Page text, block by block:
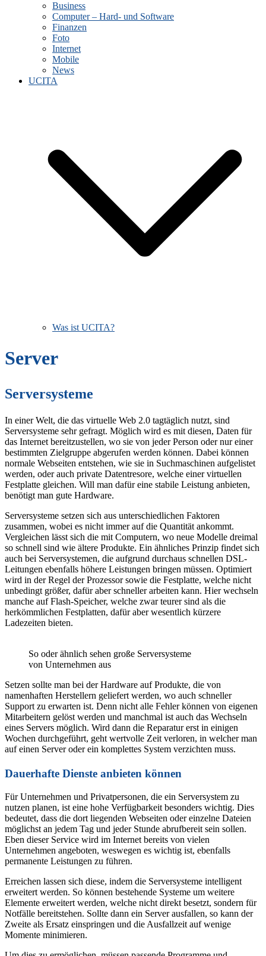
Business
Computer – Hard- und Software
Finanzen
Foto
Internet
Mobile
News
UCITA
Was ist UCITA?
Server
Serversysteme
In einer Welt, die das virtuelle Web 2.0 tagtäglich nutzt, sind
Serversysteme sehr gefragt. Möglich wird es mit diesen, Daten für
das Internet bereitzustellen, wo sie von jeder Person oder nur einer
bestimmten Zielgruppe abgerufen werden können. Dabei können
normale Webseiten entstehen, wie sie in Suchmaschinen aufgelistet
werden, oder auch private Datentresore, welche einer virtuellen
Festplatte gleichen. Will man dafür eine stabile Leistung anbieten,
benötigt man gute Hardware.
Serversysteme setzen sich aus unterschiedlichen Faktoren
zusammen, wobei es nicht immer auf die Quantität ankommt.
Vergleichen lässt sich die mit Computern, wo neue Modelle dreimal
so schnell sind wie ältere Produkte. Ein ähnliches Prinzip findet sich
auch bei Serversystemen, die aufgrund durchaus schnellen DSL-
Leitungen ebenfalls höhere Leistungen bringen müssen. Optimiert
wird in der Regel der Prozessor sowie die Festplatte, welche nicht
unbedingt größer, dafür aber schneller arbeiten kann. Hier wechseln
manche auf Flash-Speicher, welche zwar teurer sind als die
herkömmlichen Festplatten, dafür aber wesentlich kürzere
Ladezeiten bieten.
So oder ähnlich sehen große Serversysteme
von Unternehmen aus
Setzen sollte man bei der Hardware auf Produkte, die von
namenhaften Herstellern geliefert werden, wo auch schneller
Support zu erwarten ist. Denn nicht alle Fehler können von eigenen
Mitarbeitern gelöst werden und manchmal ist auch das Wechseln
eines Servers möglich. Wird dann die Reparatur erst in einigen
Wochen durchgeführt, geht wertvolle Zeit verloren, in welcher man
auf einen Server oder ein komplettes System verzichten muss.
Dauerhafte Dienste anbieten können
Für Unternehmen und Privatpersonen, die ein Serversystem zu
nutzen planen, ist eine hohe Verfügbarkeit besonders wichtig. Dies
bedeutet, dass die dort liegenden Webseiten oder einzelne Dateien
möglichst an jedem Tag und jeder Stunde abrufbereit sein sollen.
Eben dieser Service wird im Internet bereits von vielen
Unternehmen angeboten, weswegen es wichtig ist, ebenfalls
permanente Leistungen zu führen.
Erreichen lassen sich diese, indem die Serversysteme intelligent
erweitert werden. So können bestehende Systeme um weitere
Elemente erweitert werden, welche nicht direkt besetzt, sondern für
Notfälle bereitstehen. Sollte dann ein Server ausfallen, so kann der
Zweite als Ersatz einspringen und die Ausfallzeit auf wenige
Momente minimieren.